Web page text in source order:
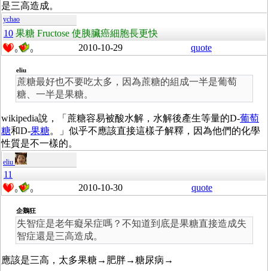
是三高造成。
ychao
10 果糖 Fructose 使胰臟癌細胞長更快
0 0 2010-10-29 quote
eliu
蔗糖最好也不要吃太多，因為蔗糖的組成一半是葡萄
糖、一半是果糖。
wikipedia說，「蔗糖容易被酸水解，水解後產生等量的D-葡萄
糖和D-果糖。」似乎不應該直接這樣子解釋，因為他們的化學
性質是不一樣的。
eliu
11
0 0 2010-10-30 quote
企鵝狂
失智症是老年癡呆症嗎？不知道到底是果糖直接造成失
智症還是三高造成。
應該是三高，太多果糖→肥胖→糖尿病→